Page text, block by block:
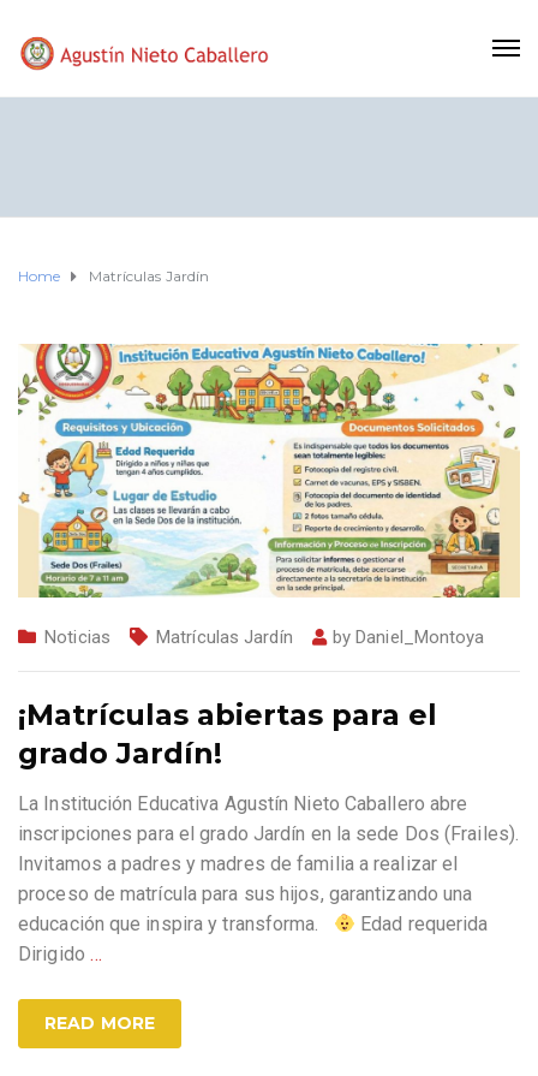
Home Matrículas Jardín
Noticias Matrículas Jardín byDaniel_Montoya
¡Matrículas abiertas para el
grado Jardín!
La Institución Educativa Agustín Nieto Caballero abre
inscripciones para el grado Jardín en la sede Dos (Frailes).
Invitamos a padres y madres de familia a realizar el
proceso de matrícula para sus hijos, garantizando una
educación que inspira y transforma.
Edad requerida
Dirigido …
READ MORE